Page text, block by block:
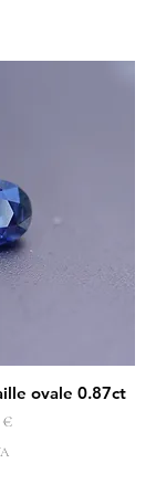
ovale 0.87ct